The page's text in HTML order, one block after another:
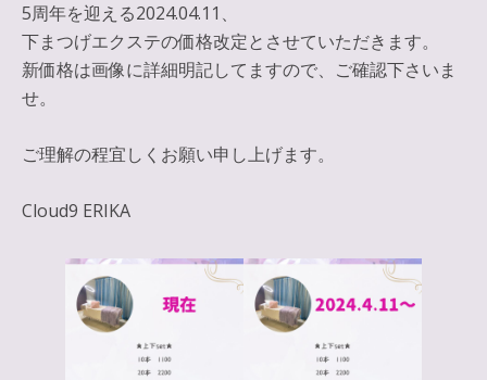
5周年を迎える2024.04.11、
下まつげエクステの価格改定とさせていただきます。
新価格は画像に詳細明記してますので、ご確認下さいま
せ。
ご理解の程宜しくお願い申し上げます。
Cloud9 ERIKA